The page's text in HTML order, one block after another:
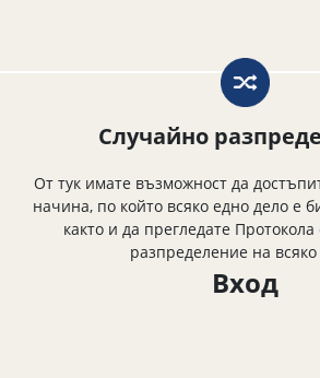
Случайно
От тук имате възможност да
начина, по който всяко едно дело е
както и да прегледате
разпределение на всяко
Вход